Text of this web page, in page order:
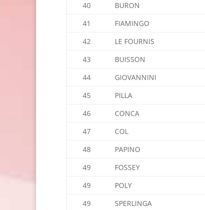
40
BURON
41
FIAMINGO
42
LE FOURNIS
43
BUISSON
44
GIOVANNINI
45
PILLA
46
CONCA
47
COL
48
PAPINO
49
FOSSEY
49
POLY
49
SPERLINGA